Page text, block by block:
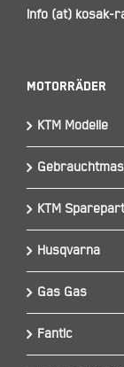
info (at) kosak-
Motorräder
KTM Modelle
KTM
Husqvarna
Gas Gas
Fantic